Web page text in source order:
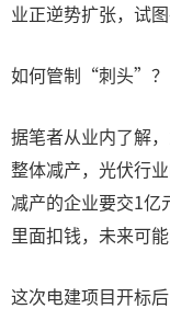
业正逆势扩张，试
如何管制“刺头”？
据笔者从业内了解
整体减产，光伏行
减产的企业要交1亿
里面扣钱，未来可
这次电建项目开标